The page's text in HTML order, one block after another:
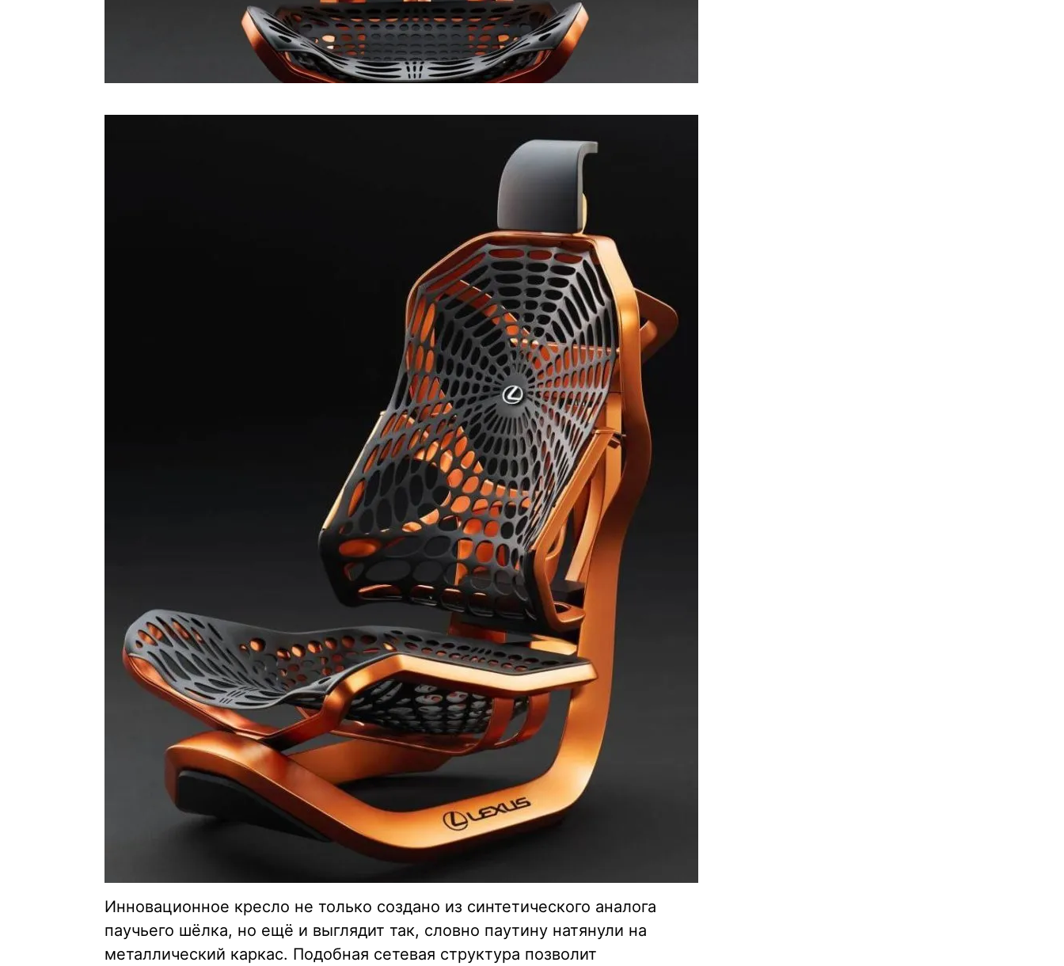
Инновационное кресло не только создано из синтетического аналога
паучьего шёлка, но ещё и выглядит так, словно паутину натянули на
металлический каркас. Подобная сетевая структура позволит